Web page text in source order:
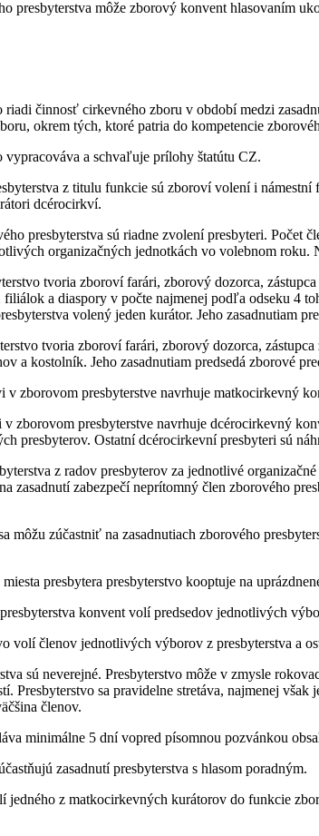
presbyterstva môže zborový konvent hlasovaním
riadi činnosť cirkevného zboru v období medzi
okrem tých, ktoré patria do kompetencie
vypracováva a schvaľuje prílohy štatútu CZ.
z titulu funkcie sú zboroví volení i
dcérocirkví.
presbyterstva sú riadne zvolení presbyteri. Počet
organizačných jednotkách vo volebnom roku.
tvoria zboroví farári, zborový dozorca,
a diaspory v počte najmenej podľa odseku 4
volený jeden kurátor. Jeho zasadnutiam
tvoria zboroví farári, zborový dozorca,
a kostolník. Jeho zasadnutiam predsedá zborové
v zborovom presbyterstve navrhuje matkocirkevný
zborovom presbyterstve navrhuje dcérocirkevný
presbyterov. Ostatní dcérocirkevní presbyteri sú
z radov presbyterov za jednotlivé
zasadnutí zabezpečí neprítomný člen zborového
môžu zúčastniť na zasadnutiach zborového
presbytera presbyterstvo kooptuje na
konvent volí predsedov jednotlivých
volí členov jednotlivých výborov z presbyterstva a
sú neverejné. Presbyterstvo môže v zmysle
Presbyterstvo sa pravidelne stretáva, najmenej však
členov.
minimálne 5 dní vopred písomnou pozvánkou
zasadnutí presbyterstva s hlasom poradným.
jedného z matkocirkevných kurátorov do funkcie